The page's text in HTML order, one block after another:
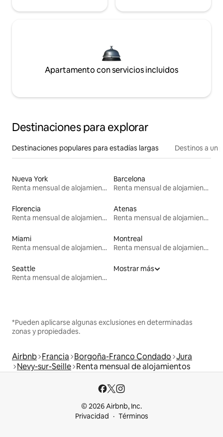
Apartamento con servicios incluidos
Destinaciones para explorar
Destinaciones populares para estadías largas Destinos a un
Nueva York
Renta mensual de alojamientos
Barcelona
Renta mensual de alojamientos
Florencia
Renta mensual de alojamientos
Atenas
Renta mensual de alojamientos
Miami
Renta mensual de alojamientos
Montreal
Renta mensual de alojamientos
Seattle
Renta mensual de alojamientos
Mostrar más
*Pueden aplicarse algunas exclusiones en determinadas
zonas y propiedades.
Airbnb Francia Borgoña-Franco Condado Jura
Nevy-sur-Seille Renta mensual de alojamientos
© 2026 Airbnb, Inc.
Privacidad
Términos